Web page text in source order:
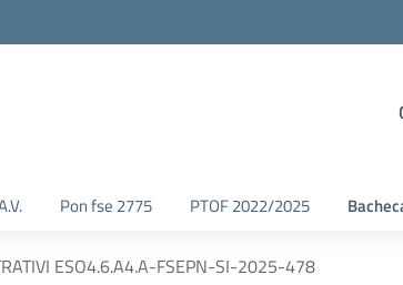
Pon fse 2775 PTOF 2022/2025
ESO4.6.A4.A-FSEPN-SI-2025-478